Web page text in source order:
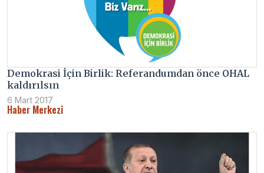
Demokrasi İçin Birlik: Referandumdan önce OHAL
kaldırılsın
6 Mart 2017
Haber Merkezi